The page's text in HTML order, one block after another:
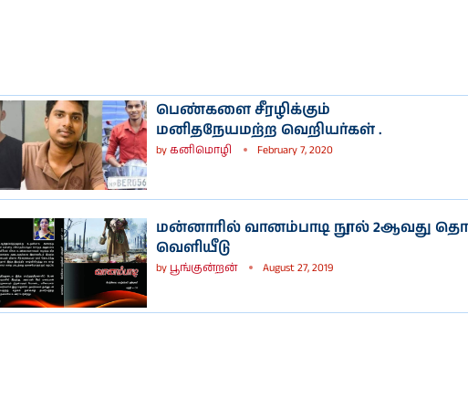
பெண்களை சீரழிக்கும்
மனிதநேயமற்ற வெறியர்கள் .
byகனிமொழி February 7, 2020
மன்னாரில் வானம்பாடி நூல் 2ஆவது
வெளியீடு
by பூங்குன்றன் August 27, 2019